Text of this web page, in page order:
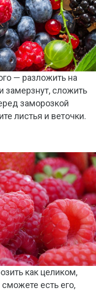
— разложить на
замерзнут, сложить
заморозкой
листья и веточки.
как целиком,
есть его,